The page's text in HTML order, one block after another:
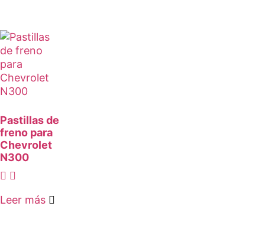
Pastillas de
freno para
Chevrolet
N300
Leer más